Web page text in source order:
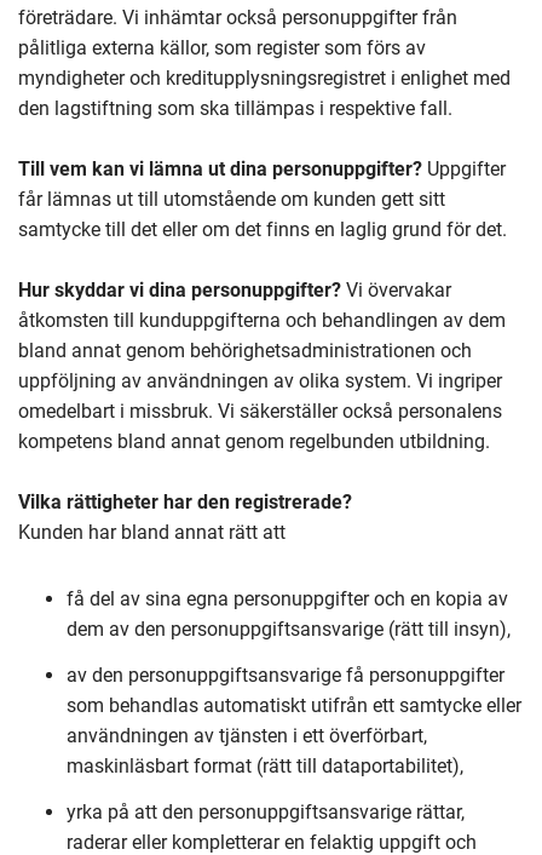
företrädare. Vi inhämtar också personuppgifter från
pålitliga externa källor, som register som förs av
myndigheter och kreditupplysningsregistret i enlighet med
den lagstiftning som ska tillämpas i respektive fall.
Till vem kan vi lämna ut dina personuppgifter? Uppgifter
får lämnas ut till utomstående om kunden gett sitt
samtycke till det eller om det finns en laglig grund för det.
Hur skyddar vi dina personuppgifter? Vi övervakar
åtkomsten till kunduppgifterna och behandlingen av dem
bland annat genom behörighetsadministrationen och
uppföljning av användningen av olika system. Vi ingriper
omedelbart i missbruk. Vi säkerställer också personalens
kompetens bland annat genom regelbunden utbildning.
Vilka rättigheter har den registrerade?
Kunden har bland annat rätt att
få del av sina egna personuppgifter och en kopia av
dem av den personuppgiftsansvarige (rätt till insyn),
av den personuppgiftsansvarige få personuppgifter
som behandlas automatiskt utifrån ett samtycke eller
användningen av tjänsten i ett överförbart,
maskinläsbart format (rätt till dataportabilitet),
yrka på att den personuppgiftsansvarige rättar,
raderar eller kompletterar en felaktig uppgift och